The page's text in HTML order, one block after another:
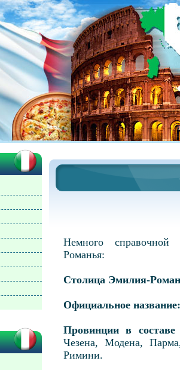
Немного
Романья:
Столица Эмилия-
Официальное название:
Провинции в составе
Чезена, Модена,
Римини.